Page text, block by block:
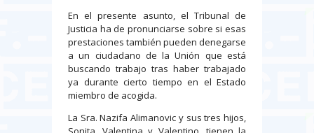
En el presente asunto, el Tribunal de
Justicia ha de pronunciarse sobre si esas
prestaciones también pueden denegarse
a un ciudadano de la Unión que está
buscando trabajo tras haber trabajado
ya durante cierto tiempo en el Estado
miembro de acogida.
La Sra. Nazifa Alimanovic y sus tres hijos,